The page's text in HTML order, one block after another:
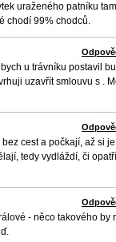
uraženého patníku
chodí 99% chodců.
u trávníku postavil
uzavřít smlouvu s .
cest a počkají, až si
tedy vydláždí, či opatří
- něco takového by